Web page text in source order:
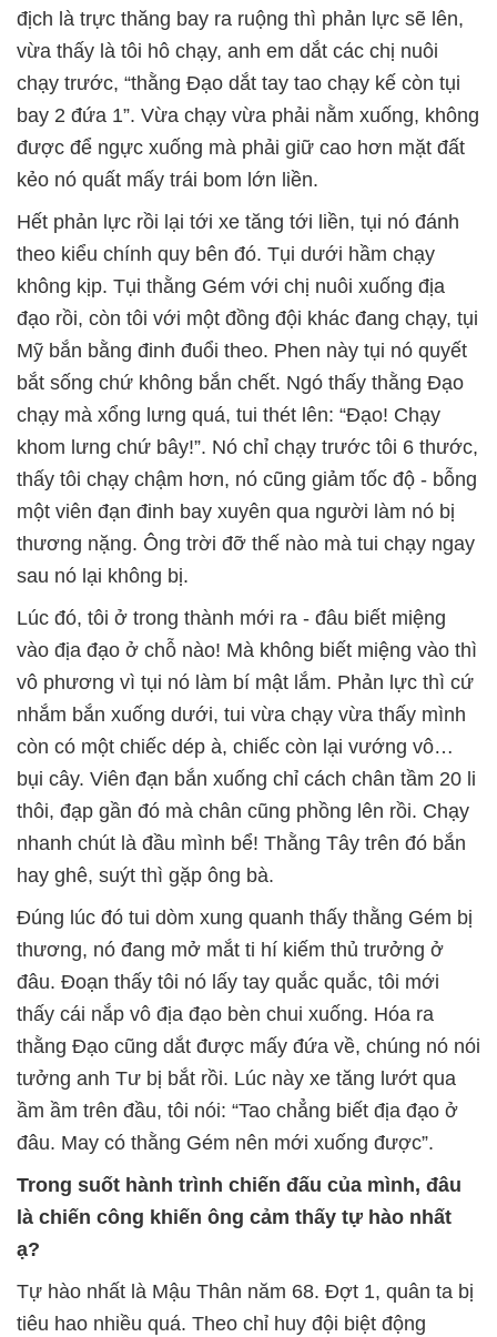
địch là trực thăng bay ra ruộng thì phản lực sẽ lên,
vừa thấy là tôi hô chạy, anh em dắt các chị nuôi
chạy trước, “thằng Đạo dắt tay tao chạy kế còn tụi
bay 2 đứa 1”. Vừa chạy vừa phải nằm xuống, không
được để ngực xuống mà phải giữ cao hơn mặt đất
kẻo nó quất mấy trái bom lớn liền.
Hết phản lực rồi lại tới xe tăng tới liền, tụi nó đánh
theo kiểu chính quy bên đó. Tụi dưới hầm chạy
không kịp. Tụi thằng Gém với chị nuôi xuống địa
đạo rồi, còn tôi với một đồng đội khác đang chạy, tụi
Mỹ bắn bằng đinh đuổi theo. Phen này tụi nó quyết
bắt sống chứ không bắn chết. Ngó thấy thằng Đạo
chạy mà xổng lưng quá, tui thét lên: “Đạo! Chạy
khom lưng chứ bây!”. Nó chỉ chạy trước tôi 6 thước,
thấy tôi chạy chậm hơn, nó cũng giảm tốc độ - bỗng
một viên đạn đinh bay xuyên qua người làm nó bị
thương nặng. Ông trời đỡ thế nào mà tui chạy ngay
sau nó lại không bị.
Lúc đó, tôi ở trong thành mới ra - đâu biết miệng
vào địa đạo ở chỗ nào! Mà không biết miệng vào thì
vô phương vì tụi nó làm bí mật lắm. Phản lực thì cứ
nhắm bắn xuống dưới, tui vừa chạy vừa thấy mình
còn có một chiếc dép à, chiếc còn lại vướng vô…
bụi cây. Viên đạn bắn xuống chỉ cách chân tầm 20 li
thôi, đạp gần đó mà chân cũng phồng lên rồi. Chạy
nhanh chút là đầu mình bể! Thằng Tây trên đó bắn
hay ghê, suýt thì gặp ông bà.
Đúng lúc đó tui dòm xung quanh thấy thằng Gém bị
thương, nó đang mở mắt ti hí kiếm thủ trưởng ở
đâu. Đoạn thấy tôi nó lấy tay quắc quắc, tôi mới
thấy cái nắp vô địa đạo bèn chui xuống. Hóa ra
thằng Đạo cũng dắt được mấy đứa về, chúng nó nói
tưởng anh Tư bị bắt rồi. Lúc này xe tăng lướt qua
ầm ầm trên đầu, tôi nói: “Tao chẳng biết địa đạo ở
đâu. May có thằng Gém nên mới xuống được”.
Trong suốt hành trình chiến đấu của mình, đâu
là chiến công khiến ông cảm thấy tự hào nhất
ạ?
Tự hào nhất là Mậu Thân năm 68. Đợt 1, quân ta bị
tiêu hao nhiều quá. Theo chỉ huy đội biệt động